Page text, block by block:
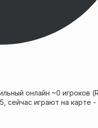
онлайн ~0 игроков
сейчас играют на карте -